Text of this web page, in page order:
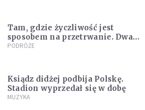
Tam, gdzie życzliwość jest
sposobem na przetrwanie. Dwa
tygodnie na Alasce [REPORTAŻ]
PODRÓŻE
Ksiądz didżej podbija Polskę.
Stadion wyprzedał się w dobę
MUZYKA